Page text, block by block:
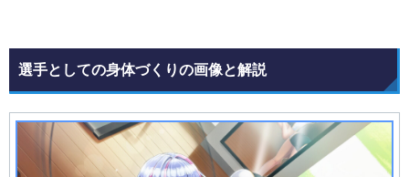
選手としての身体づくりの画像と解説